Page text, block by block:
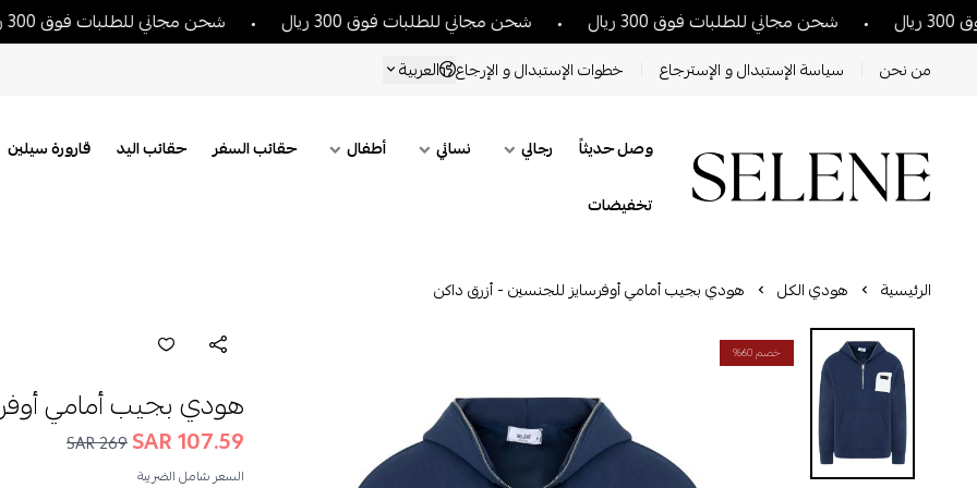
شحن مجاني للطلبات فوق 300 ريال شحن مجاني للطلبات فوق 300 ريال شحن مجاني للطلبات فوق 300 ريال
من نحن سياسة الإستبدال و الإسترجاع خطوات الإستبدال و الإرجاع العربية
وصل حديثاً رجالي نسائي أطفال حقائب السفر حقائب اليد قارورة سيلين
تخفيضات
الرئيسية هودي الكل هودي بجيب أمامي أوفرسايز للجنسين - أزرق داكن
خصم 60%
هودي بجيب أمامي
107.59 SAR
269 SAR
السعر شامل الضريبة